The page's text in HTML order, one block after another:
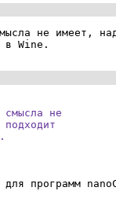
не имеет,
в Wine.
смысла не
программ